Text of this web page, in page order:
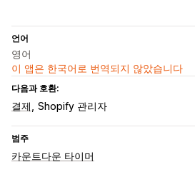
언어
영어
이 앱은 한국어로 번역되지 않았습니다
다음과 호환:
결제 Shopify 관리자
범주
카운트다운 타이머